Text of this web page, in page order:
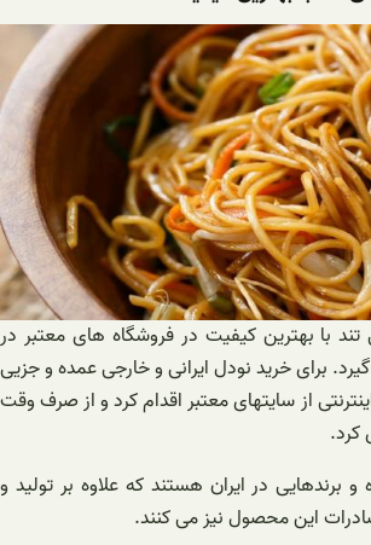
با بهترین کیفیت در فروشگاه های معتبر در
برای خرید نودل ایرانی و خارجی عمده و جزیی
از سایتهای معتبر اقدام کرد و از صرف وقت
کرد.
برندهایی در ایران هستند که علاوه بر تولید و
این محصول نیز می کنند.